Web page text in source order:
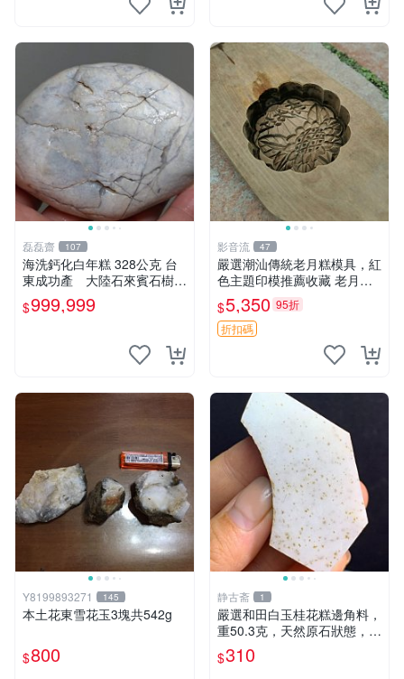
磊磊齋 107
海洗鈣化白年糕 328公克 台
東成功產 大陸石來賓石樹化
玉硅化木化石古骨董古文玩中
國台灣招財風水命理藝術收藏
$999,999
影音流 47
嚴選潮汕傳統老月糕模具，紅
色主題印模推薦收藏 老月糕
潮汕 糕點模具
$5,350 95折
折扣碼
Y8199893271 145
本土花東雪花玉3塊共542g
$800
静古斋 1
嚴選和田白玉桂花糕邊角料，
重50.3克，天然原石狀態，細
膩肉質適合收藏。 和田玉 玉
石 發貨
$310